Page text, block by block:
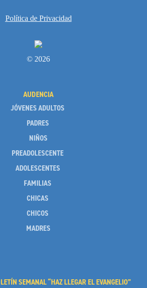
Política de Privacidad
© 2026
AUDENCIA
JÓVENES ADULTOS
PADRES
NIÑOS
PREADOLESCENTE
ADOLESCENTES
FAMILIAS
CHICAS
CHICOS
MADRES
SEMANAL “HAZ LLEGAR EL EVANGELIO”